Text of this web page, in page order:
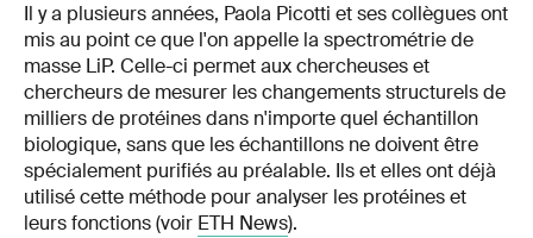
Il y a plusieurs années, Paola Picotti et ses collègues ont
mis au point ce que l'on appelle la spectrométrie de
masse LiP. Celle-ci permet aux chercheuses et
chercheurs de mesurer les changements structurels de
milliers de protéines dans n'importe quel échantillon
biologique, sans que les échantillons ne doivent être
spécialement purifiés au préalable. Ils et elles ont déjà
utilisé cette méthode pour analyser les protéines et
leurs fonctions (voir ETH News).